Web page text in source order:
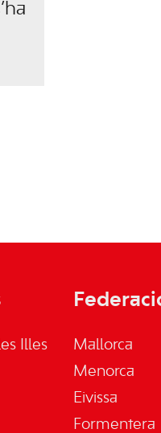
Illes
Mallorca
Menorca
Eivissa
Formentera